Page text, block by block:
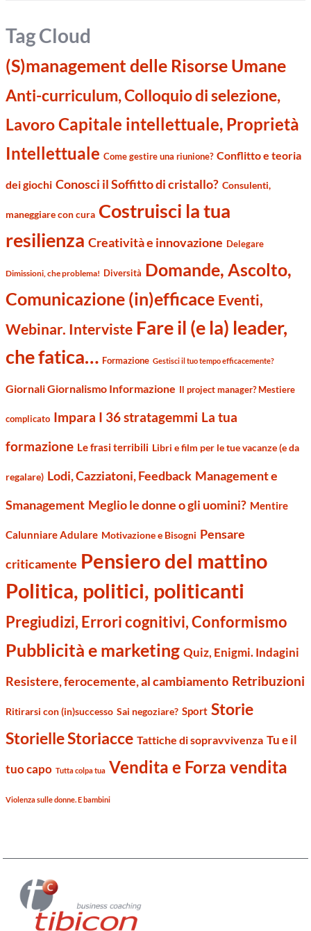
Tag Cloud
(S)management delle Risorse Umane
Anti-curriculum, Colloquio di selezione,
LavoroCapitale intellettuale, Proprietà
Intellettuale Come gestire una riunione? Conflitto e teoria
dei giochi Conosci il Soffitto di cristallo? Consulenti,
maneggiare con cura Costruisci la tua
resilienza Creatività e innovazione Delegare
Dimissioni, che problema! Diversità Domande, Ascolto,
Comunicazione (in)efficace Eventi,
Webinar. Interviste Fare il (e la) leader,
che fatica… Formazione Gestisci il tuo tempo efficacemente?
Giornali Giornalismo Informazione Il project manager? Mestiere
complicato Impara I 36 stratagemmi La tua
formazione Le frasi terribili Libri e film per le tue vacanze (e da
regalare) Lodi, Cazziatoni, Feedback Management e
Smanagement Meglio le donne o gli uomini? Mentire
Calunniare Adulare Motivazione e Bisogni Pensare
criticamente Pensiero del mattino
Politica, politici, politicanti
Pregiudizi, Errori cognitivi, Conformismo
Pubblicità e marketing Quiz, Enigmi. Indagini
Resistere, ferocemente, al cambiamento Retribuzioni
Ritirarsi con (in)successo Sai negoziare? Sport Storie
Storielle Storiacce Tattiche di sopravvivenza Tu e il
tuo capo Tutta colpa tua Vendita e Forza vendita
Violenza sulle donne. E bambini